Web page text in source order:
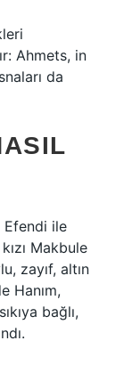
Ahmets, in
da
Efendi ile
Makbule
zayıf, altın
Hanım,
bağlı,